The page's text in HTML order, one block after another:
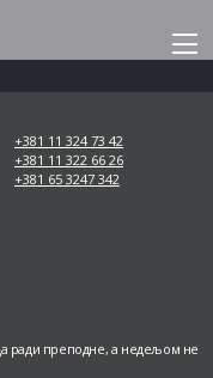
+381 11 324 73 42
+381 11 322 66 26
+381 65 3247 342
ради преподне, а недељом не